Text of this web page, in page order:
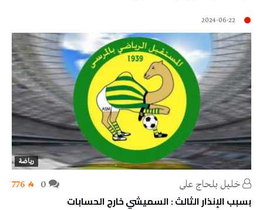
2024-06-22
رياضة
خليل‭ ‬بلحاج‭ ‬علي 776
بسبب الإنذار الثالث : السميشي خارج الحسابات